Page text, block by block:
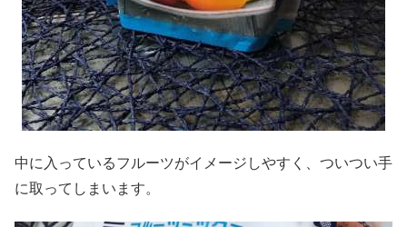
中に入っているフルーツがイメージしやすく、ついつい手
に取ってしまいます。